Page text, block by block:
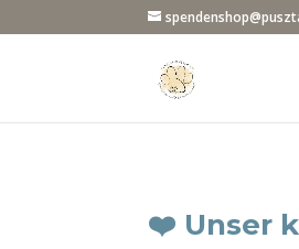
❤️ Unser